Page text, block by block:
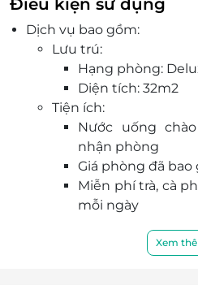
mang đến sự kết hợp
tế đến từng chi tiết và
đáo dưới góc nhìn đương
Nằm ở Hạ Long, cách Bãi
Yacht Hotel by DC cung
miễn phí, chỗ đậu xe
ngoài trời và trung tâm
các tiện nghi như khu
và quầy bar.
Tại chỗ nghỉ, khách sẽ
vụ ẩm thực Nhật, Việt và
Đội ngũ nhân viên lễ
thạo bằng tiếng Anh,
Điều kiện sử dụng
Dịch vụ bao gồm:
Lưu trú:
Hạng phòng:
Diện tích: 32m2
Tiện ích:
Nước uống
nhận phòng
Giá phòng đã bao
Miễn phí trà, cà
mỗi ngày
khu vui chơi trẻ
Xem